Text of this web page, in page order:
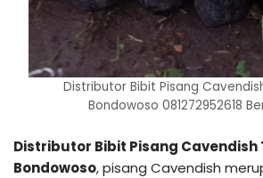
Distributor Bibit Pisang
Bondowoso 081272952618
Distributor Bibit Pisang Cavendish
Bondowoso, pisang Cavendish